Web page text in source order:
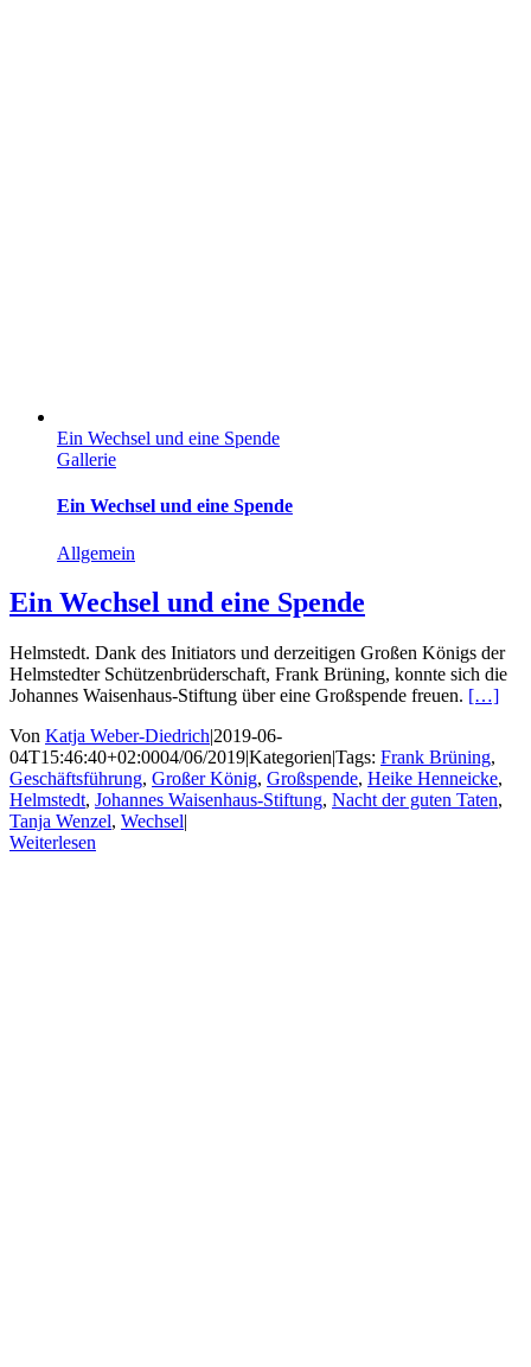
Ein Wechsel und eine Spende
Gallerie
Ein Wechsel und eine Spende
Allgemein
Ein Wechsel und eine Spende
Helmstedt. Dank des Initiators und derzeitigen Großen Königs der
Helmstedter Schützenbrüderschaft, Frank Brüning, konnte sich die
Johannes Waisenhaus-Stiftung über eine Großspende freuen. […]
Von Katja Weber-Diedrich|2019-06-
04T15:46:40+02:0004/06/2019|Kategorien|Tags: Frank Brüning,
Geschäftsführung, Großer König, Großspende, Heike Henneicke,
Helmstedt, Johannes Waisenhaus-Stiftung, Nacht der guten Taten,
Tanja Wenzel, Wechsel|
Weiterlesen